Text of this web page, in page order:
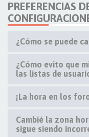
PREFERENCIAS
¿Cómo se puede
¿Cómo evito que
las listas de
¡La hora en los
Cambié la zona
sigue siendo